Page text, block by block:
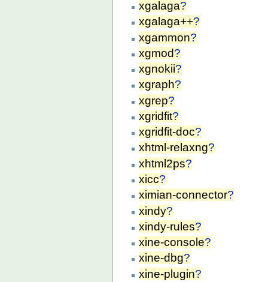
xgalaga?
xgalaga++?
xgammon?
xgmod?
xgnokii?
xgraph?
xgrep?
xgridfit?
xgridfit-doc?
xhtml-relaxng?
xhtml2ps?
xicc?
ximian-connector?
xindy?
xindy-rules?
xine-console?
xine-dbg?
xine-plugin?